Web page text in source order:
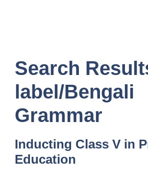
Search
label/Bengali
Grammar
Inducting Class V in
Education